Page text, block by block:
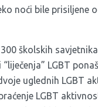
noći bile prisiljene
školskih
LGBT
uglednih LGBT
LGBT